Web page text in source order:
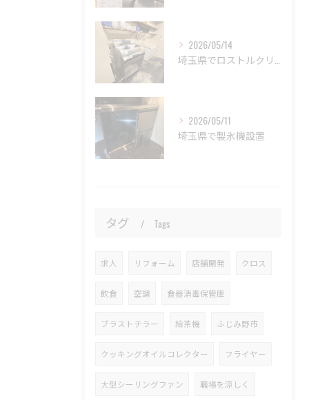
2026/05/14
2026/05/11
埼玉県で製氷機設置
タグ Tags
求人 リフォーム 店舗開発 クロス
飲食 空調 食器消毒保管庫
ブラストチラー 給茶機 ふじみ野市
クッキングオイルコレクター フライヤー
大型シーリングファン 職場を涼しく